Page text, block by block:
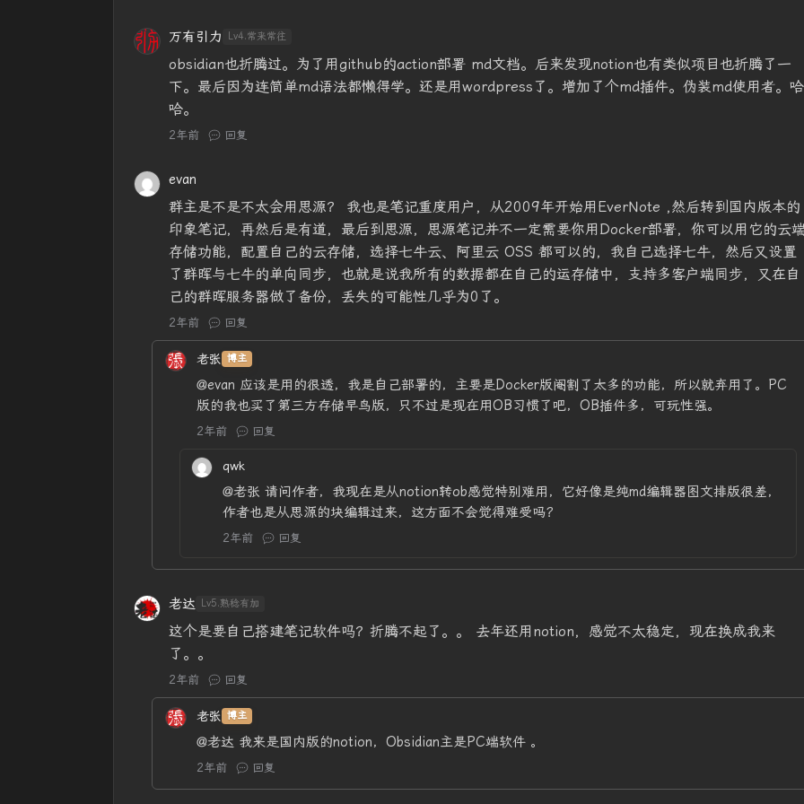
万有引力 Lv4.常来常往
obsidian也折腾过。为了用github的action部署 md文档。后来发现notion也有类似项目也折腾了一
下。最后因为连简单md语法都懒得学。还是用wordpress了。增加了个md插件。伪装md使用者。哈
哈。
2年前 回复
evan
群主是不是不太会用思源？ 我也是笔记重度用户，从2009年开始用EverNote ,然后转到国内版本的
印象笔记，再然后是有道，最后到思源，思源笔记并不一定需要你用Docker部署，你可以用它的云
存储功能，配置自己的云存储，选择七牛云、阿里云 OSS 都可以的，我自己选择七牛，然后又设置
了群晖与七牛的单向同步，也就是说我所有的数据都在自己的运存储中，支持多客户端同步，又在自
己的群晖服务器做了备份，丢失的可能性几乎为0了。
2年前 回复
老张 博主
@evan 应该是用的很透，我是自己部署的，主要是Docker版阉割了太多的功能，所以就弃用了。PC
版的我也买了第三方存储早鸟版，只不过是现在用OB习惯了吧，OB插件多，可玩性强。
2年前 回复
qwk
@老张 请问作者，我现在是从notion转ob感觉特别难用，它好像是纯md编辑器图文排版很差，
作者也是从思源的块编辑过来，这方面不会觉得难受吗？
2年前 回复
老达 Lv5.熟稔有加
这个是要自己搭建笔记软件吗？折腾不起了。。 去年还用notion，感觉不太稳定，现在换成我来
了。。
2年前 回复
老张 博主
@老达 我来是国内版的notion，Obsidian主是PC端软件 。
2年前 回复